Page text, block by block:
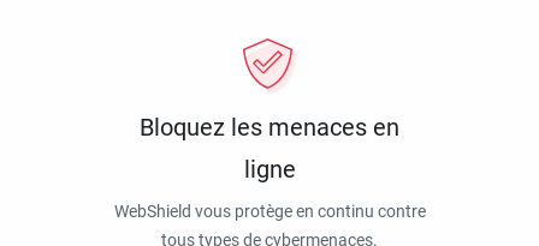
Bloquez les menaces en
ligne
WebShield vous protège en continu contre
tous types de cybermenaces.